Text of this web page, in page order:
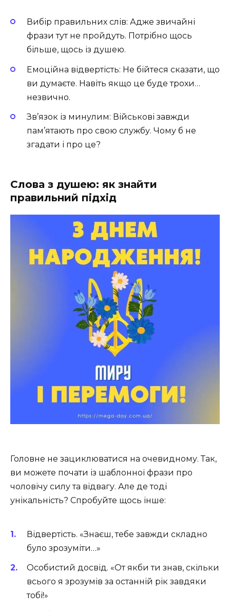
Вибір правильних слів: Адже звичайні
фрази тут не пройдуть. Потрібно щось
більше, щось із душею.
Емоційна відвертість: Не бійтеся сказати, що
ви думаєте. Навіть якщо це буде трохи…
незвично.
Зв’язок із минулим: Військові завжди
пам’ятають про свою службу. Чому б не
згадати і про це?
Слова з душею: як знайти
правильний підхід
Головне не зациклюватися на очевидному. Так,
ви можете почати із шаблонної фрази про
чоловічу силу та відвагу. Але де тоді
унікальність? Спробуйте щось інше:
Відвертість. «Знаєш, тебе завжди складно
було зрозуміти…»
Особистий досвід. «От якби ти знав, скільки
всього я зрозумів за останній рік завдяки
тобі!»